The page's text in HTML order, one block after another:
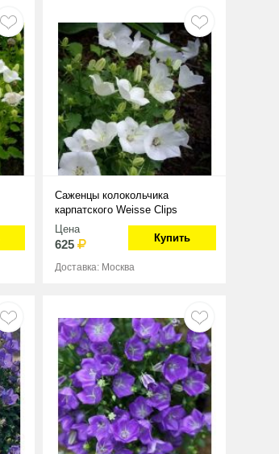
Саженцы колокольчика
карпатского Weisse Clips
Цена
625 Купить
Доставка: Москва